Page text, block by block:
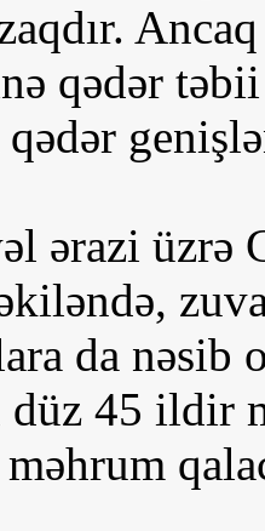
qədər
ərazi üzrə
da nəsib
45 ildir